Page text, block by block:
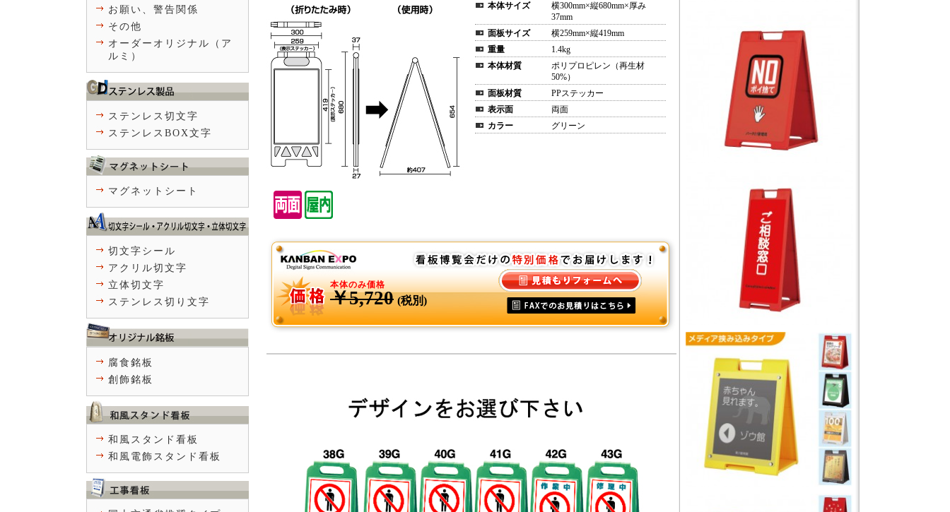
本体サイズ
横300mm×縦680mm×厚み
37mm
面板サイズ
横259mm×縦419mm
重量
1.4kg
本体材質
ポリプロピレン（再生材
50%）
面板材質
PPステッカー
表示面
両面
カラー
グリーン
本体のみ価格
￥5,720 (税別)
お願い、警告関係
その他
オーダーオリジナル（ア
ルミ）
ステンレス切文字
ステンレスBOX文字
マグネットシート
切文字シール
アクリル切文字
立体切文字
ステンレス切り文字
腐食銘板
創飾銘板
和風スタンド看板
和風電飾スタンド看板